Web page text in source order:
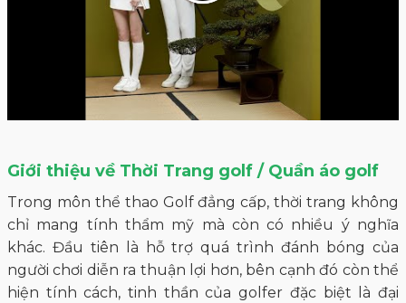
Giới thiệu về Thời Trang golf / Quần áo golf
Trong môn thể thao Golf đẳng cấp, thời trang không
chỉ mang tính thẩm mỹ mà còn có nhiều ý nghĩa
khác. Đầu tiên là hỗ trợ quá trình đánh bóng của
người chơi diễn ra thuận lợi hơn, bên cạnh đó còn thể
hiện tính cách, tinh thần của golfer đặc biệt là đại